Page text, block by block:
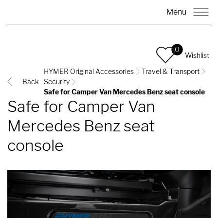
Menu
0
Wishlist
Back
HYMER Original Accessories
Travel & Transport
Security
Safe for Camper Van Mercedes Benz seat console
Safe for Camper Van
Mercedes Benz seat
console